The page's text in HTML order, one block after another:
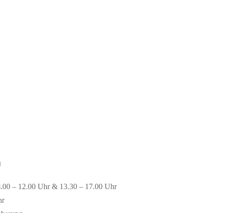
– 12.00 Uhr & 13.30 – 17.00 Uhr